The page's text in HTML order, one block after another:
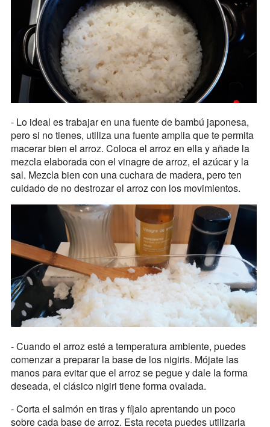
- Lo ideal es trabajar en una fuente de bambú japonesa,
pero si no tienes, utiliza una fuente amplia que te permita
macerar bien el arroz. Coloca el arroz en ella y añade la
mezcla elaborada con el vinagre de arroz, el azúcar y la
sal. Mezcla bien con una cuchara de madera, pero ten
cuidado de no destrozar el arroz con los movimientos.
- Cuando el arroz esté a temperatura ambiente, puedes
comenzar a preparar la base de los nigiris. Mójate las
manos para evitar que el arroz se pegue y dale la forma
deseada, el clásico nigiri tiene forma ovalada.
- Corta el salmón en tiras y fíjalo aprentando un poco
sobre cada base de arroz. Esta receta puedes utilizarla